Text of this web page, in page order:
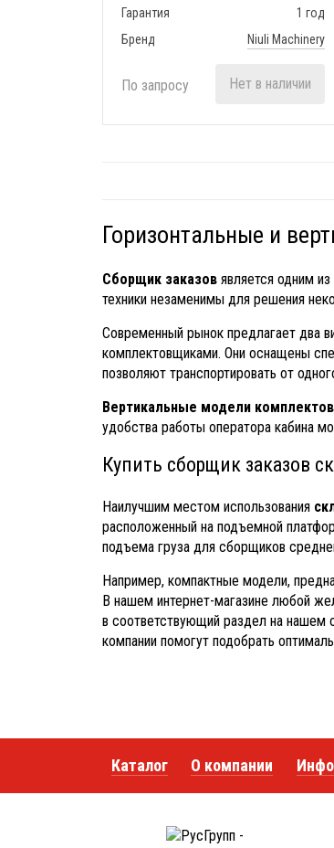
Гарантия
1 год
Бренд
Niuli Machinery
По запросу Нет в наличии
Горизонтальные и
Сборщик заказов является одним
техники незаменимы для решения
Современный рынок предлагает два
комплектовщиками. Они оснащены
позволяют транспортировать от
Вертикальные модели
удобства работы оператора кабина
Купить сборщик заказов
Наилучшим местом использования
расположенный на подъемной
подъема груза для сборщиков
Например, компактные модели,
В нашем интернет-магазине любой
в соответствующий раздел на нашем
компании помогут подобрать
Каталог О компании